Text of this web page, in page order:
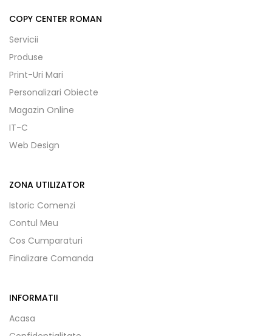
COPY CENTER ROMAN
Servicii
Produse
Print-Uri Mari
Personalizari Obiecte
Magazin Online
IT-C
Web Design
ZONA UTILIZATOR
Istoric Comenzi
Contul Meu
Cos Cumparaturi
Finalizare Comanda
INFORMATII
Acasa